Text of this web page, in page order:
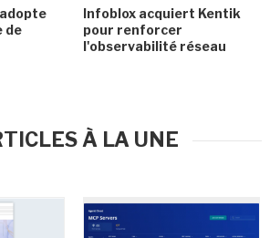
de
Infoblox acquiert Kentik
pour renforcer
l'observabilité réseau
À LA UNE